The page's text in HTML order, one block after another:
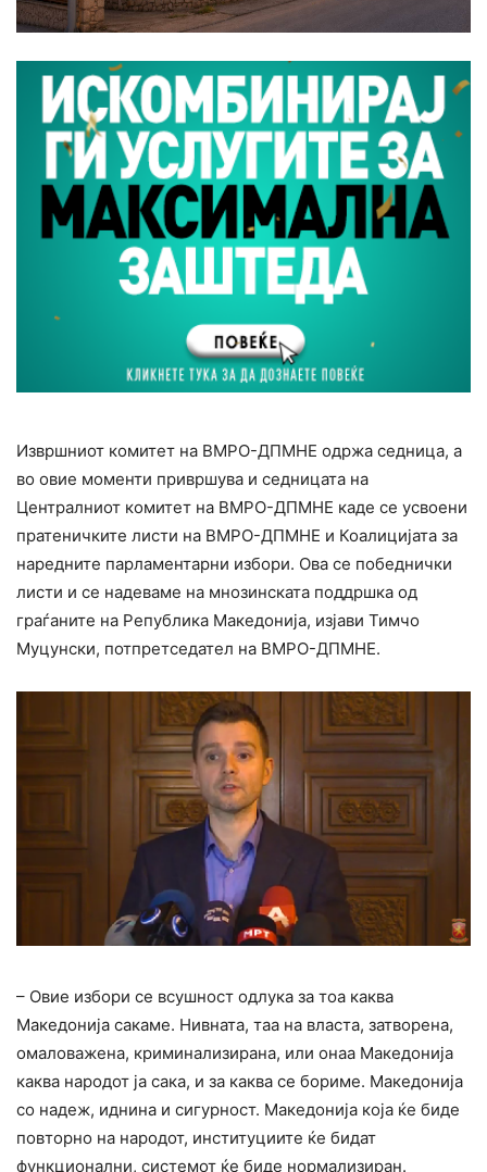
Извршниот комитет на ВМРО-ДПМНЕ одржа седница, а
во овие моменти привршува и седницата на
Централниот комитет на ВМРО-ДПМНЕ каде се усвоени
пратеничките листи на ВМРО-ДПМНЕ и Коалицијата за
наредните парламентарни избори. Ова се победнички
листи и се надеваме на мнозинската поддршка од
граѓаните на Република Македонија, изјави Тимчо
Муцунски, потпретседател на ВМРО-ДПМНЕ.
– Овие избори се всушност одлука за тоа каква
Македонија сакаме. Нивната, таа на власта, затворена,
омаловажена, криминализирана, или онаа Македонија
каква народот ја сака, и за каква се бориме. Македонија
со надеж, иднина и сигурност. Македонија која ќе биде
повторно на народот, институциите ќе бидат
функционални, системот ќе биде нормализиран.